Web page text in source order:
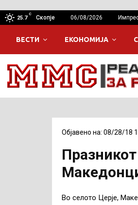
25.7
C
Скопје 06/08/2026
ВЕСТИ ЕКОНОМИЈА
Објавено на: 08/28/18
Во селото Церје,